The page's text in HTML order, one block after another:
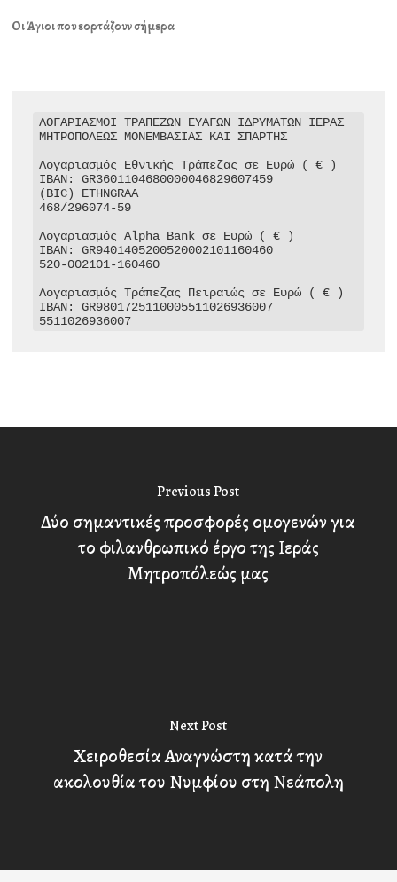
Οι Άγιοι που εορτάζουν σήμερα
ΛΟΓΑΡΙΑΣΜΟΙ ΤΡΑΠΕΖΩΝ ΕΥΑΓΩΝ ΙΔΡΥΜΑΤΩΝ ΙΕΡΑΣ
ΜΗΤΡΟΠΟΛΕΩΣ ΜΟΝΕΜΒΑΣΙΑΣ ΚΑΙ ΣΠΑΡΤΗΣ
Λογαριασμός Εθνικής Τράπεζας σε Ευρώ ( € )
IBAN: GR3601104680000046829607459
(BIC) ETHNGRAA
468/296074-59
Λογαριασμός Alpha Bank σε Ευρώ ( € )
IBAN: GR9401405200520002101160460
520-002101-160460
Λογαριασμός Τράπεζας Πειραιώς σε Ευρώ ( € )
IBAN: GR9801725110005511026936007
5511026936007
Previous Post
Δύο σημαντικές προσφορές ομογενών για
το φιλανθρωπικό έργο της Ιεράς
Μητροπόλεώς μας
Next Post
Χειροθεσία Αναγνώστη κατά την
ακολουθία του Νυμφίου στη Νεάπολη